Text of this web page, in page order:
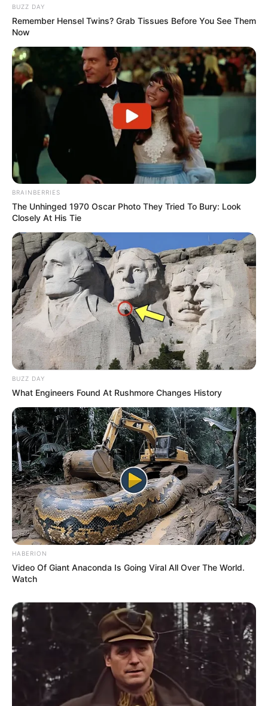
(foto; instagram/@sav.labrant)
5. Masih cocok jadi anak ABG nih
Masa-masa sulitnya meniti karier sebagai seorang
Saat ini, kanal YouTube-nya bersama sang suami telah menjadi
salah satu kanal keluarga yang paling banyak ditonton di
YouTube.
TAGS SAVANNAH LABRANT SELEBRITI MANCANEGARA
TIKTOKER
BUZZ DAY
Remember Hensel Twins? Grab Tissues Before You See Them
Now
BRAINBERRIES
The Unhinged 1970 Oscar Photo They Tried To Bury: Look
Closely At His Tie
BUZZ DAY
What Engineers Found At Rushmore Changes History
HABERION
Video Of Giant Anaconda Is Going Viral All Over The World.
Watch